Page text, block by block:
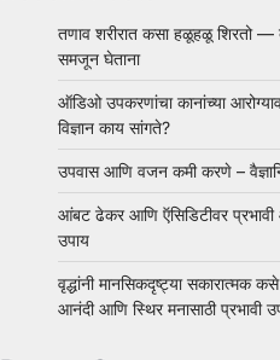
तणाव शरीरात कसा हळूहळू शिरतो —
समजून घेताना
ऑडिओ उपकरणांचा कानांच्या
विज्ञान काय सांगते?
उपवास आणि वजन कमी करणे –
आंबट ढेकर आणि ऍसिडिटीवर
उपाय
वृद्धांनी मानसिकदृष्ट्या सकारात्मक
आनंदी आणि स्थिर मनासाठी प्रभावी